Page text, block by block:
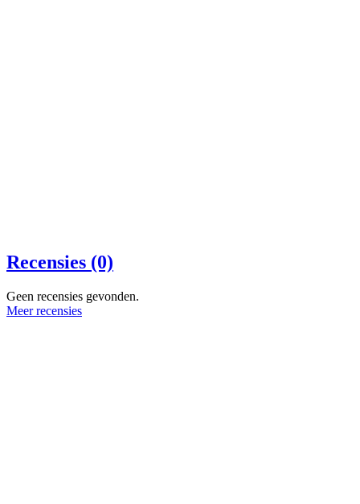
Recensies (0)
Geen recensies gevonden.
Meer recensies